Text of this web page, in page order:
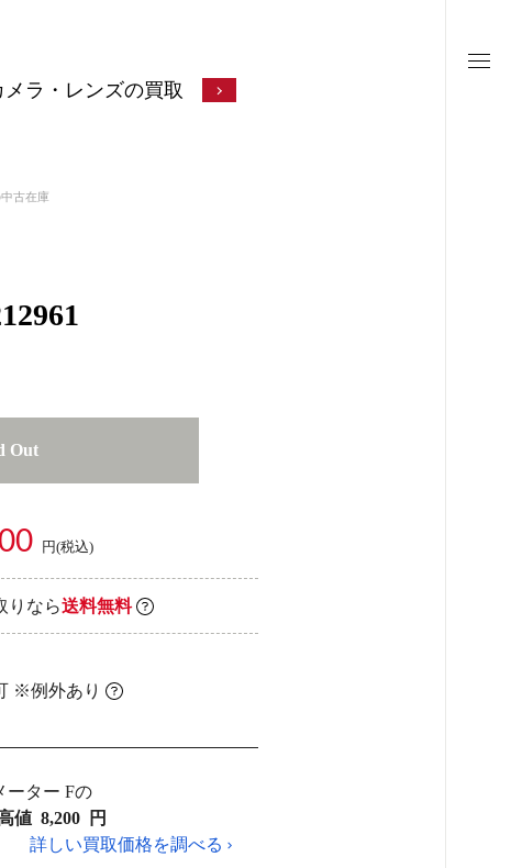
メラ・レンズの買取
古在庫
Out
円(税込)
りなら送料無料
※例外あり
ーター Fの
値 8,200
円
詳しい買取価格を調べる